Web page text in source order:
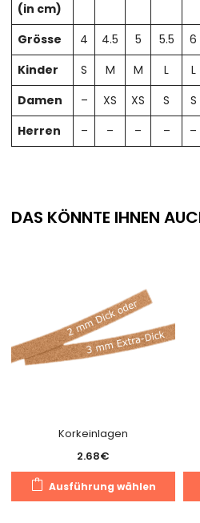
(in cm)
Grösse 4 4.5 5 5.5 6
Kinder
S M M L L
Damen
– XS XS S S
Herren
– – – – –
DAS KÖNNTE IHNEN
Korkeinlagen
2.68€
Ausführung wählen